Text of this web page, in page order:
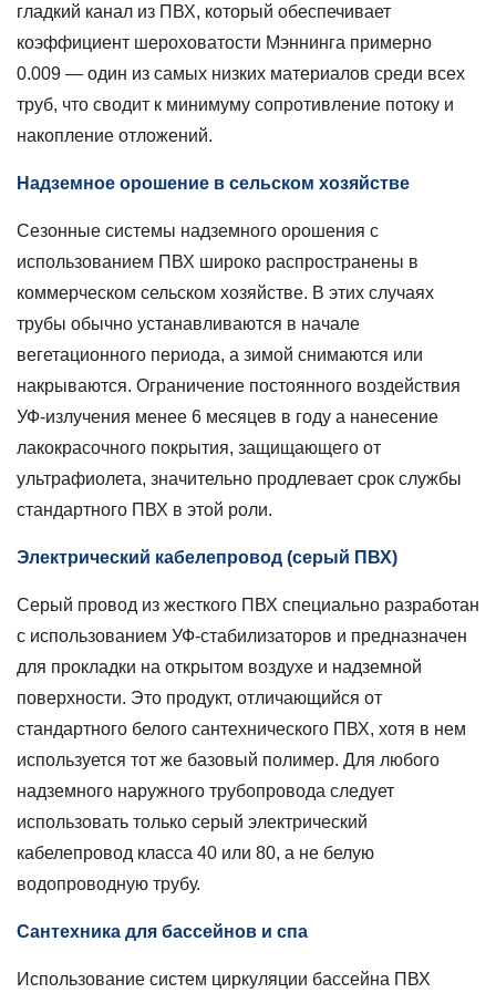
при
эксплуатации
на
открытом
Практические
защиты
труб
ПВХ
от
на
открытом
воздухе
8
Основные
стандарты
систем
труб
из
ПВХ
9
Часто
о
трубах
ПВХ
для
использования
гладкий канал из ПВХ, который обеспечивает
коэффициент шероховатости Мэннинга примерно
0.009 — один из самых низких материалов среди всех
труб, что сводит к минимуму сопротивление потоку и
накопление отложений.
Надземное орошение в сельском хозяйстве
Сезонные системы надземного орошения с
использованием ПВХ широко распространены в
коммерческом сельском хозяйстве. В этих случаях
трубы обычно устанавливаются в начале
вегетационного периода, а зимой снимаются или
накрываются. Ограничение постоянного воздействия
УФ-излучения менее 6 месяцев в году а нанесение
лакокрасочного покрытия, защищающего от
ультрафиолета, значительно продлевает срок службы
стандартного ПВХ в этой роли.
Электрический кабелепровод (серый ПВХ)
Серый провод из жесткого ПВХ специально разработан
с использованием УФ-стабилизаторов и предназначен
для прокладки на открытом воздухе и надземной
поверхности. Это продукт, отличающийся от
стандартного белого сантехнического ПВХ, хотя в нем
используется тот же базовый полимер. Для любого
надземного наружного трубопровода следует
использовать только серый электрический
кабелепровод класса 40 или 80, а не белую
водопроводную трубу.
Сантехника для бассейнов и спа
Использование систем циркуляции бассейна ПВХ